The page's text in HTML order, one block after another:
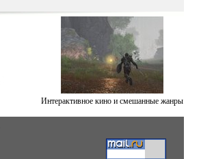
Интерактивное кино и смешанные жанры